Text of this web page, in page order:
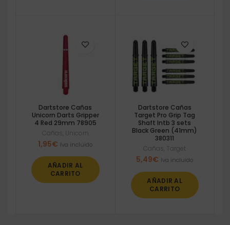
Dartstore Cañas
Unicorn Darts Gripper
4 Red 29mm 78905
Cañas Unicorn
1,95€ Iva incluido
AÑADIR AL
CARRITO
Dartstore Cañas
Target Pro Grip Tag
Shaft Intb 3 sets
Black Green (41mm)
380311
Cañas Target
5,49€ Iva incluido
AÑADIR AL
CARRITO